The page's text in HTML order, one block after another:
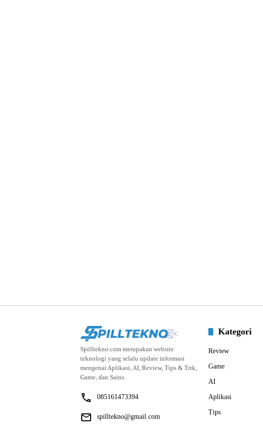
Spilltekno.com merupakan website
teknologi yang selalu update informasi
mengenai Aplikasi, AI, Review, Tips & Trik,
Game, dan Sains.
085161473394
spilltekno@gmail.com
Kategori
Review
Game
AI
Aplikasi
Tips